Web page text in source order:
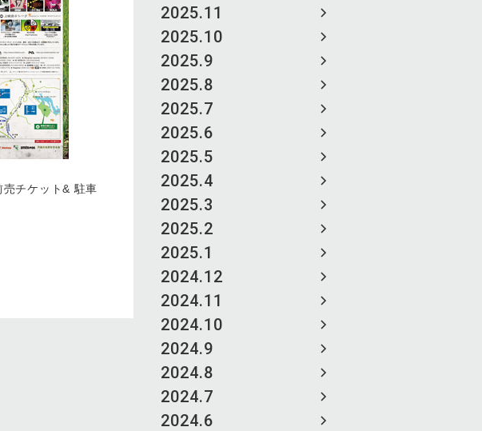
2025.11
2025.10
2025.9
2025.8
2025.7
2025.6
2025.5
2025.4
2025.3
2025.2
2025.1
2024.12
2024.11
2024.10
2024.9
2024.8
2024.7
2024.6
チケット& 駐車